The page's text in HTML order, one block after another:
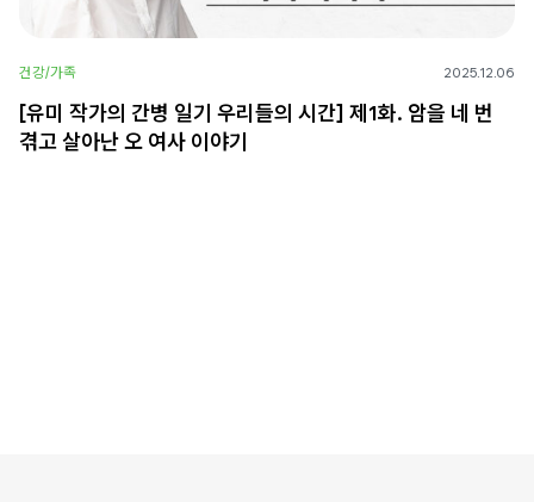
건강/가족 2025.12.06
[유미 작가의 간병 일기 우리들의 시간] 제1화. 암을 네 번
겪고 살아난 오 여사 이야기